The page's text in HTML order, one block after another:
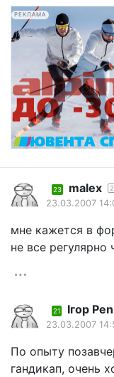
РЕКЛАМА
23 malex
23.03.2007
мне кажется в
не все регулярно
21 Iгор
23.03.2007
По опыту
гандикап, очень